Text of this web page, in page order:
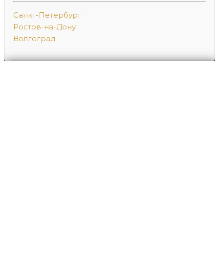
Санкт-Петербург
Ростов-на-Дону
Волгоград